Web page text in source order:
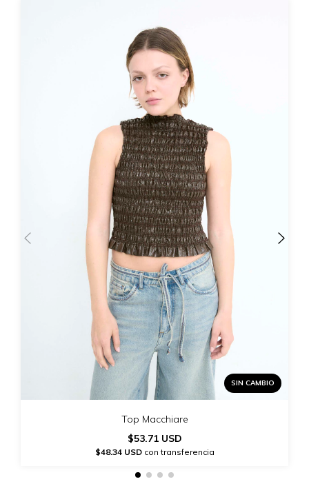
SIN CAMBIO
Top Macchiare
$53.71 USD
$48.34 USDcon transferencia